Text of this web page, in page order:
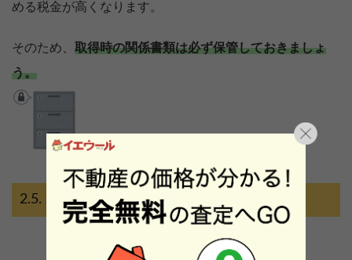
める税金が高くなります。
そのため、 取得時の関係書類は必ず保管しておきましょ
う。
相続による取得の場合に必要な計算